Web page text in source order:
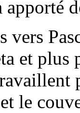
vers
et
le